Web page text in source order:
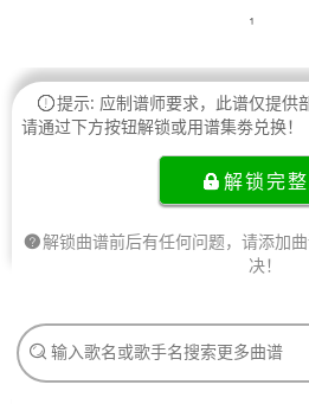
提示: 应制谱师要求，此谱仅提供
请通过下方按钮解锁或用谱集劵兑换！
解锁完
解锁曲谱前后有任何问题，请添加
决！